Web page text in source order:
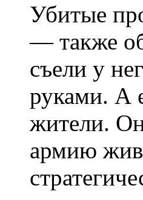
Убитые
— также
съели у
руками. А
жители.
армию